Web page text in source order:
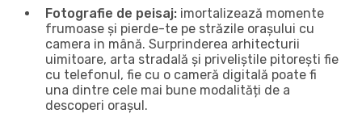
Fotografie de peisaj: imortalizează momente
frumoase și pierde-te pe străzile orașului cu
camera in mână. Surprinderea arhitecturii
uimitoare, arta stradală și priveliștile pitorești fie
cu telefonul, fie cu o cameră digitală poate fi
una dintre cele mai bune modalități de a
descoperi orașul.